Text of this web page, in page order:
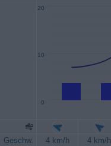
0
10
20
Geschw. 4 km/h 4 km/h